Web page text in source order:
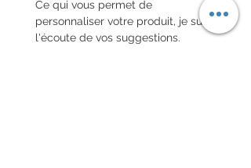
Ce qui vous permet de
personnaliser votre produit, je suis à
l'écoute de vos suggestions.